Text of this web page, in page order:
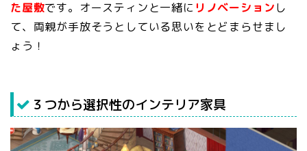
た屋敷です。オースティンと一緒に リノベーションし
て、両親が手放そうとしている思いをとどまらせまし
ょう！
３つから選択性のインテリア家具